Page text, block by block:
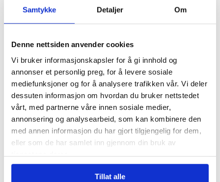
Samtykke Detaljer Om
Denne nettsiden anvender cookies
Vi bruker informasjonskapsler for å gi innhold og
annonser et personlig preg, for å levere sosiale
mediefunksjoner og for å analysere trafikken vår. Vi deler
dessuten informasjon om hvordan du bruker nettstedet
vårt, med partnerne våre innen sosiale medier,
annonsering og analysearbeid, som kan kombinere den
med annen informasjon du har gjort tilgjengelig for dem,
eller som de har samlet inn gjennom din bruk av
tjenestene deres.
Tillat alle
kommer til å skje når så mange har
vansker med å komme tilbake i jobb i det
vanlige markedet, med arbeidsgivere som
forsvinner og mange som får
permitteringer, så er vi bekymret
inkluderingsdugnaden. Jobbmarkedet er
vanskelig nok for funksjonshemmede.
Når det blir enda vanskeligere, er vi
bekymret for de langsiktige virkningene,
sier hun.